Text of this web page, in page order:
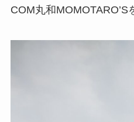
COM丸和MOMOTARO’S